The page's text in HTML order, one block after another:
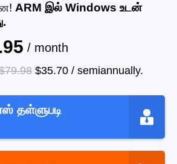
ARM இல் Windows உடன்
/ month
$35.70 / semiannually.
தள்ளுபடி